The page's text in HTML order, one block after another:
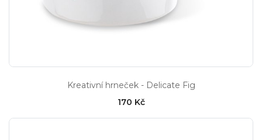
Kreativní hrneček - Delicate Fig
170 Kč